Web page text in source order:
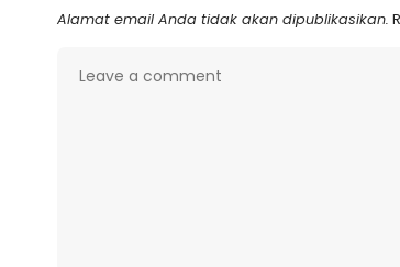
Alamat email Anda tidak akan dipublikasikan.